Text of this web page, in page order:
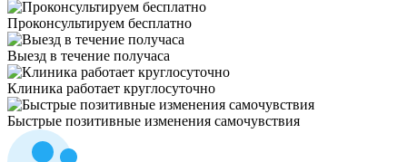
Проконсультируем бесплатно
Выезд в течение получаса
Клиника работает круглосуточно
Быстрые позитивные изменения самочувствия